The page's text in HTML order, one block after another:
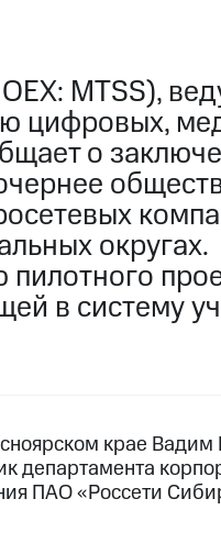
MTSS),
цифровых,
о
округах.
в систему
крае Вадим
департамента
ПАО «Россети